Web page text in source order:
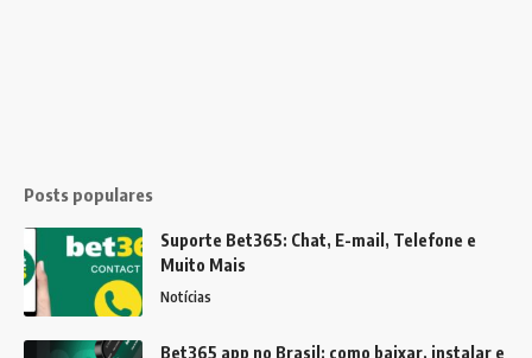
Posts populares
Suporte Bet365: Chat, E-mail, Telefone e
Muito Mais
Notícias
Bet365 app no Brasil: como baixar, instalar e